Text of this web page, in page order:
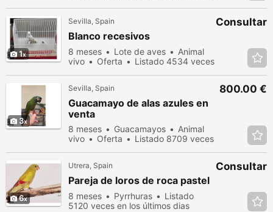
1
Sevilla, Spain
Blanco recesivos
8 meses Lote de aves
Animal
vivo
Oferta
Listado 4534 veces
Consultar
3
Sevilla, Spain
Guacamayo de alas azules en
venta
8 meses Guacamayos
Animal
vivo
Oferta
Listado 8709 veces
800.00 €
6
Utrera, Spain
Pareja de loros de roca pastel
8 meses Pyrrhuras
Listado
5120 veces en los últimos dias
Consultar